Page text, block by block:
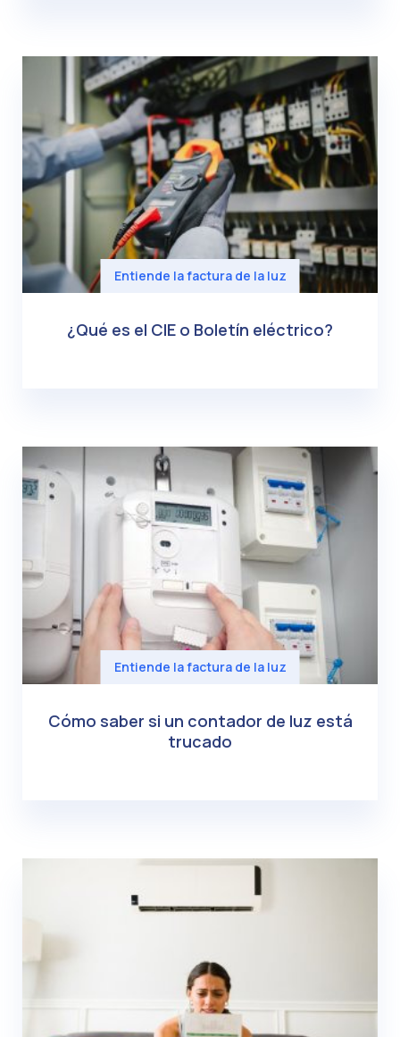
Entiende la factura de la luz
¿Qué es el CIE o Boletín eléctrico?
Entiende la factura de la luz
Cómo saber si un contador de luz está
trucado